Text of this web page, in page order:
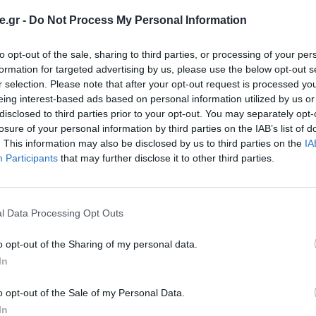
- Do Not Process My Personal Information
opt-out of the sale, sharing to third parties, or processing of your
for targeted advertising by us, please use the below opt-out
selection. Please note that after your opt-out request is processed
interest-based ads based on personal information utilized by us
to third parties prior to your opt-out. You may separately
of your personal information by third parties on the IAB’s list of
This information may also be disclosed by us to third parties on the
Participants that may further disclose it to other third parties.
Data Processing Opt Outs
opt-out of the Sharing of my personal data.
opt-out of the Sale of my Personal Data.
ψηφιακών εκπαιδευτικών προϊόντων
Οργανισμού της Ευρωπαϊκής Ένωσης για
ΑΕ. Η σχετική σύμβαση (EUAA/2023/151),
ορόσημο, όσον αφορά στην πορεία της
και την παροχή εξειδικευμένων λύσεων e-